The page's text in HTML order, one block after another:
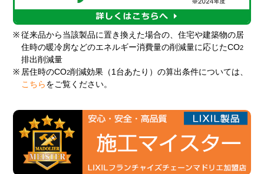
※ 従来品から当該製品に置き換えた場合の、住宅や建築物の居
住時の暖冷房などのエネルギー消費量の削減量に応じたCO2
排出削減量
※ 居住時のCO2削減効果（1台あたり）の算出条件については、
こちら をご覧ください。